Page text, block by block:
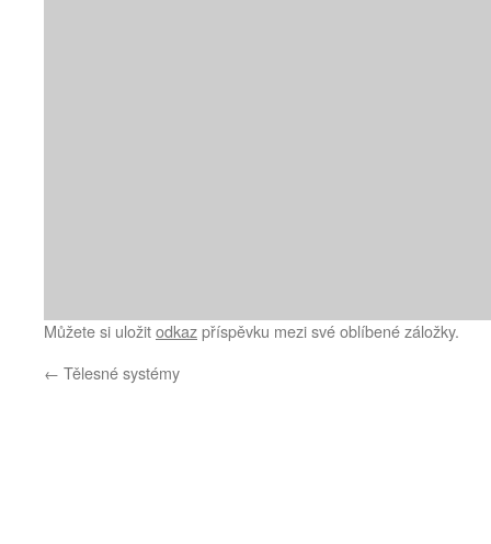
Můžete si uložitodkazpříspěvku mezi své oblíbené záložky.
← Tělesné systémy